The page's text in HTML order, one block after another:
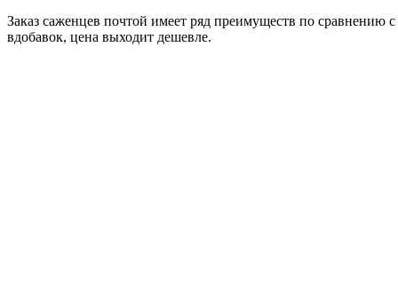
Заказ саженцев почтой имеет ряд преимуществ по
вдобавок, цена выходит дешевле.